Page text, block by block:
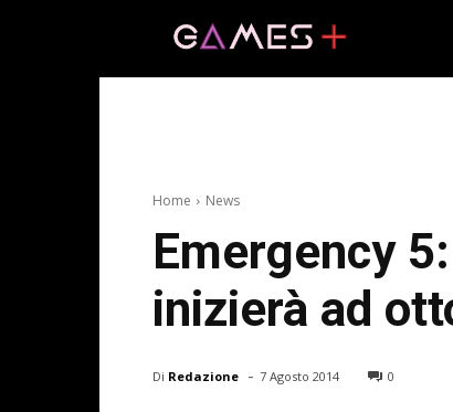
Home News
Emergency
inizierà ad
Di Redazione - 7 Agosto 2014 0